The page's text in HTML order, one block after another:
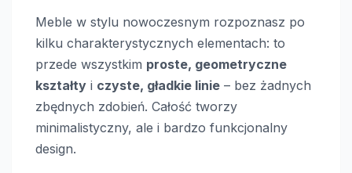
Meble w stylu nowoczesnym rozpoznasz po
kilku charakterystycznych elementach: to
przede wszystkim proste, geometryczne
kształty i czyste, gładkie linie – bez żadnych
zbędnych zdobień. Całość tworzy
minimalistyczny, ale i bardzo funkcjonalny
design.